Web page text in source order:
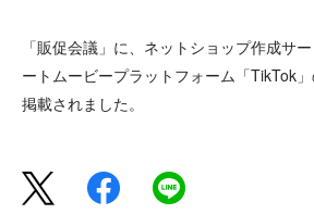
「販促会議」に、ネットショップ作成サ
ートムービープラットフォーム「TikTok
掲載されました。